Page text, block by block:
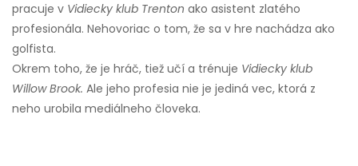
pracuje v Vidiecky klub Trenton ako asistent zlatého
profesionála. Nehovoriac o tom, že sa v hre nachádza ako
golfista.
Okrem toho, že je hráč, tiež učí a trénuje Vidiecky klub
Willow Brook. Ale jeho profesia nie je jediná vec, ktorá z
neho urobila mediálneho človeka.